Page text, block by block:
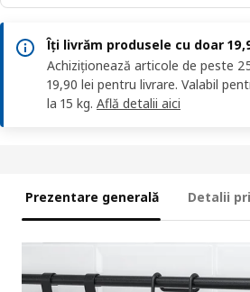
Îți livrăm produsele cu doar
Achiziționează articole de peste
19,90 lei pentru livrare. Valabil
la 15 kg. Află detalii aici
Prezentare generală Detalii